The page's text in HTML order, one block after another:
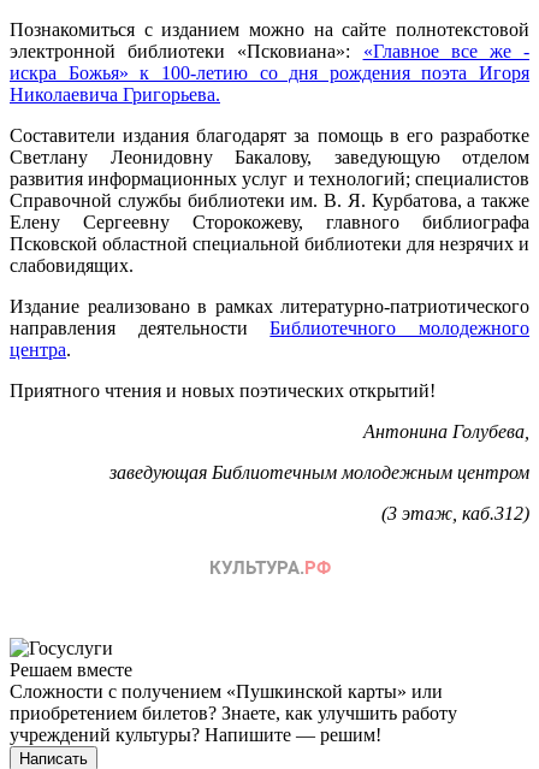
Познакомиться с изданием можно на сайте полнотекстовой
электронной библиотеки «Псковиана»: «Главное все же -
искра Божья» к 100-летию со дня рождения поэта Игоря
Николаевича Григорьева.
Составители издания благодарят за помощь в его разработке
Светлану Леонидовну Бакалову, заведующую отделом
развития информационных услуг и технологий; специалистов
Справочной службы библиотеки им. В. Я. Курбатова, а также
Елену Сергеевну Сторокожеву, главного библиографа
Псковской областной специальной библиотеки для незрячих и
слабовидящих.
Издание реализовано в рамках литературно-патриотического
направления деятельностиБиблиотечного молодежного
центра.
Приятного чтения и новых поэтических открытий!
Антонина Голубева,
заведующая Библиотечным молодежным центром
(3 этаж, каб.312)
Решаем вместе
Сложности с получением «Пушкинской карты» или
приобретением билетов? Знаете, как улучшить работу
учреждений культуры? Напишите — решим!
Написать